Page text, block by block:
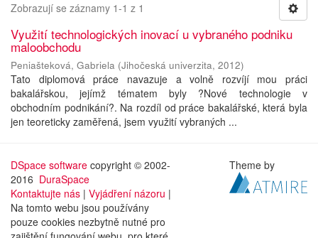
Zobrazují se záznamy 1-1 z 1
Využití technologických inovací u vybraného podniku
maloobchodu
Peniašteková, Gabriela (Jihočeská univerzita, 2012)
Tato diplomová práce navazuje a volně rozvíjí mou práci
bakalářskou, jejímž tématem byly ?Nové technologie v
obchodním podnikání?. Na rozdíl od práce bakalářské, která byla
jen teoreticky zaměřená, jsem využití vybraných ...
DSpace software copyright © 2002-
2016 DuraSpace
Kontaktujte nás | Vyjádření názoru |
Na tomto webu jsou používány
pouze cookies nezbytně nutné pro
Theme by